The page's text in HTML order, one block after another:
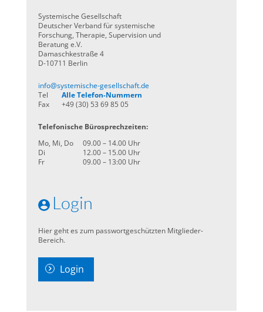
Systemische Gesellschaft
Deutscher Verband für systemische
Forschung, Therapie, Supervision und
Beratung e.V.
Damaschkestraße 4
D-10711 Berlin
info@systemische-gesellschaft.de
Tel
Alle Telefon-Nummern
Fax
+49 (30) 53 69 85 05
Telefonische Bürosprechzeiten:
Mo, Mi, Do
09.00 – 14.00 Uhr
Di
12.00 – 15.00 Uhr
Fr
09.00 – 13:00 Uhr
Login
Hier geht es zum passwortgeschützten Mitglieder-
Bereich.
Login